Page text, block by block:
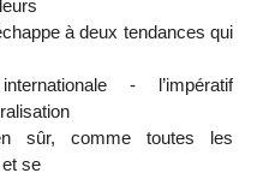
à deux tendances qui
- l’impératif
sûr, comme toutes les
se